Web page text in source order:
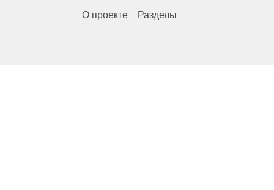
О проекте Разделы